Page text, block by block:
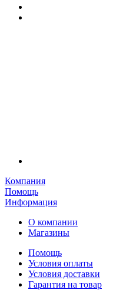
Компания
Помощь
Информация
О компании
Магазины
Помощь
Условия оплаты
Условия доставки
Гарантия на товар